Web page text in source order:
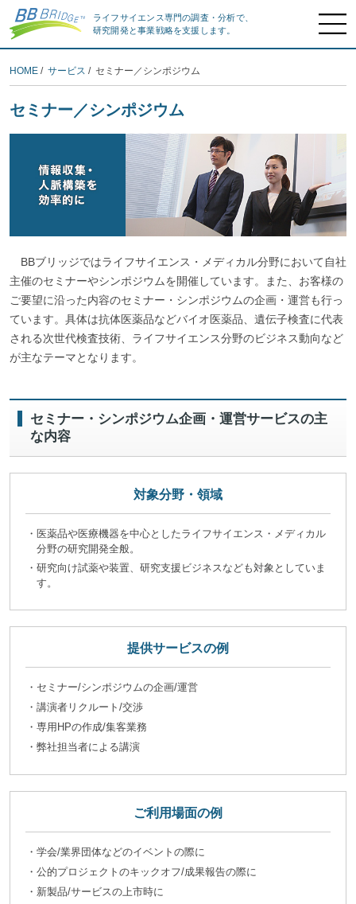
ライフサイエンス専門の調査・分析で、
研究開発と事業戦略を支援します。
HOME / サービス / セミナー／シンポジウム
セミナー／シンポジウム
BBブリッジではライフサイエンス・メディカル分野において自社
主催のセミナーやシンポジウムを開催しています。また、お客様の
ご要望に沿った内容のセミナー・シンポジウムの企画・運営も行っ
ています。具体は抗体医薬品などバイオ医薬品、遺伝子検査に代表
される次世代検査技術、ライフサイエンス分野のビジネス動向など
が主なテーマとなります。
セミナー・シンポジウム企画・運営サービスの主
な内容
対象分野・領域
・医薬品や医療機器を中心としたライフサイエンス・メディカル
分野の研究開発全般。
・研究向け試薬や装置、研究支援ビジネスなども対象としていま
す。
提供サービスの例
・セミナー/シンポジウムの企画/運営
・講演者リクルート/交渉
・専用HPの作成/集客業務
・弊社担当者による講演
ご利用場面の例
・学会/業界団体などのイベントの際に
・公的プロジェクトのキックオフ/成果報告の際に
・新製品/サービスの上市時に